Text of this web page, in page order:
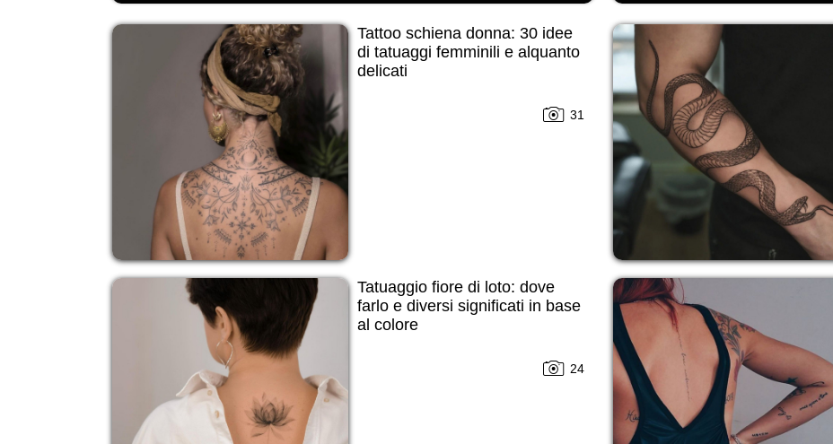
Tattoo schiena donna: 30 idee
di tatuaggi femminili e alquanto
delicati
31
Tatuaggio fiore di loto: dove
farlo e diversi significati in base
al colore
24